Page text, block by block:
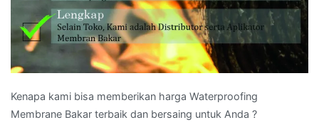
Kenapa kami bisa memberikan harga Waterproofing
Membrane Bakar terbaik dan bersaing untuk Anda ?